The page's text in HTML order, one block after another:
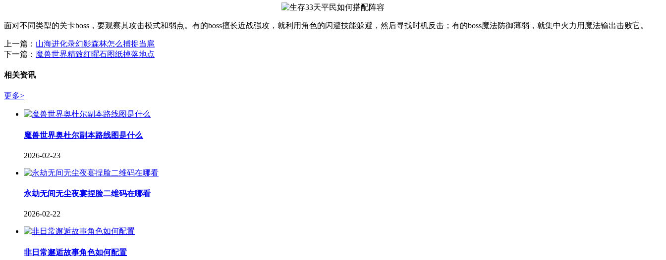
面对不同类型的关卡boss，要观察其攻击模式和弱点。有的boss擅长近战强攻，就利用角色的闪避技能躲避，然后寻找时机反击；有的boss魔法防御薄弱，就集中火力用魔法输出击败它。
上一篇： 山海进化录幻影森林怎么捕捉当扈
下一篇： 魔兽世界精致红曜石图纸掉落地点
相关资讯
更多>
魔兽世界奥杜尔副本路线图是什么
2026-02-23
永劫无间无尘夜宴捏脸二维码在哪看
2026-02-22
非日常邂逅故事角色如何配置